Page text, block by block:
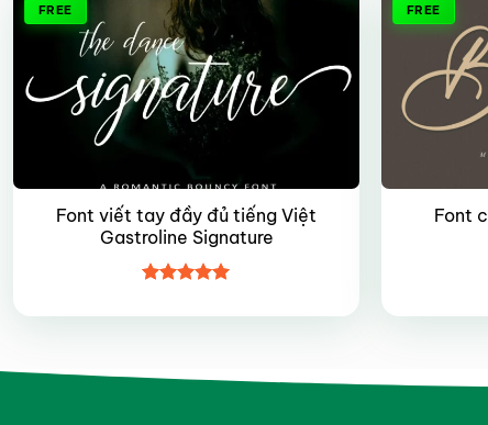
FREE
Font viết tay đầy đủ tiếng Việt
Gastroline Signature
hạng55
FREE
Font